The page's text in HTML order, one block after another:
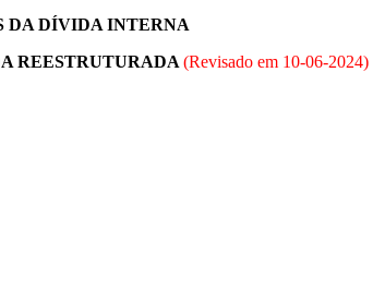
DA DÍVIDA INTERNA
REESTRUTURADA (Revisado em 10-06-2024)